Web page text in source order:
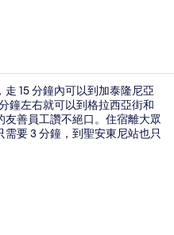
15 分鐘內可以到加泰隆尼亞
鐘左右就可以到格拉西亞街和
善員工讚不絕口。住宿離大眾
要 3 分鐘，到聖安東尼站也只